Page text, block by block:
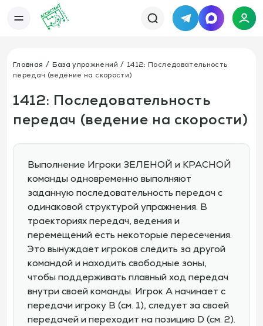
TelegramMAX
Книги
Новости
Отзывы
Политика конфиденциальности
Свяжитесь с нами
Телефон:
TelegramMAX
Главная База упражнений
1412: Последовательность
передач (ведение на скорости)
1412: Последовательность
передач (ведение на скорости)
Выполнение Игроки ЗЕЛЕНОЙ и КРАСНОЙ
команды одновременно выполняют
заданную последовательность передач с
одинаковой структурой упражнения. В
траекториях передач, ведения и
перемещений есть некоторые пересечения.
Это вынуждает игроков следить за другой
командой и находить свободные зоны,
чтобы поддерживать плавный ход передач
внутри своей команды. Игрок A начинает с
передачи игроку B (см. 1), следует за своей
передачей и переходит на позицию D (см. 2).